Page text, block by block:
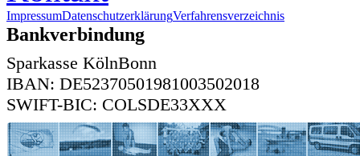
ImpressumDatenschutzerklärungVerfahrensverzeichnis
Bankverbindung
Sparkasse KölnBonn
IBAN: DE52370501981003502018
SWIFT-BIC: COLSDE33XXX